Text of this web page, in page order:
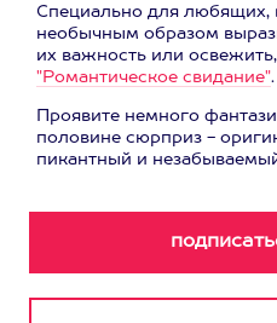
Специально для любящих,
необычным образом
их важность или
"Романтическое свидание".
Проявите немного
половине сюрприз -
пикантный и